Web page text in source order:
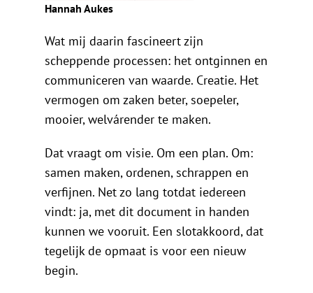
Hannah Aukes
Wat mij daarin fascineert zijn
scheppende processen: het ontginnen en
communiceren van waarde. Creatie. Het
vermogen om zaken beter, soepeler,
mooier, welvárender te maken.
Dat vraagt om visie. Om een plan. Om:
samen maken, ordenen, schrappen en
verfijnen. Net zo lang totdat iedereen
vindt: ja, met dit document in handen
kunnen we vooruit. Een slotakkoord, dat
tegelijk de opmaat is voor een nieuw
begin.